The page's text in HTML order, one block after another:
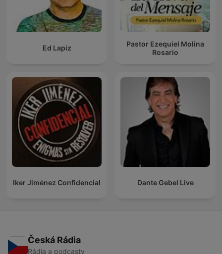
Ed Lapiz
Pastor Ezequiel Molina
Rosario
Iker Jiménez Confidencial Dante Gebel Live
Česká Rádia
Rádia a podcasty